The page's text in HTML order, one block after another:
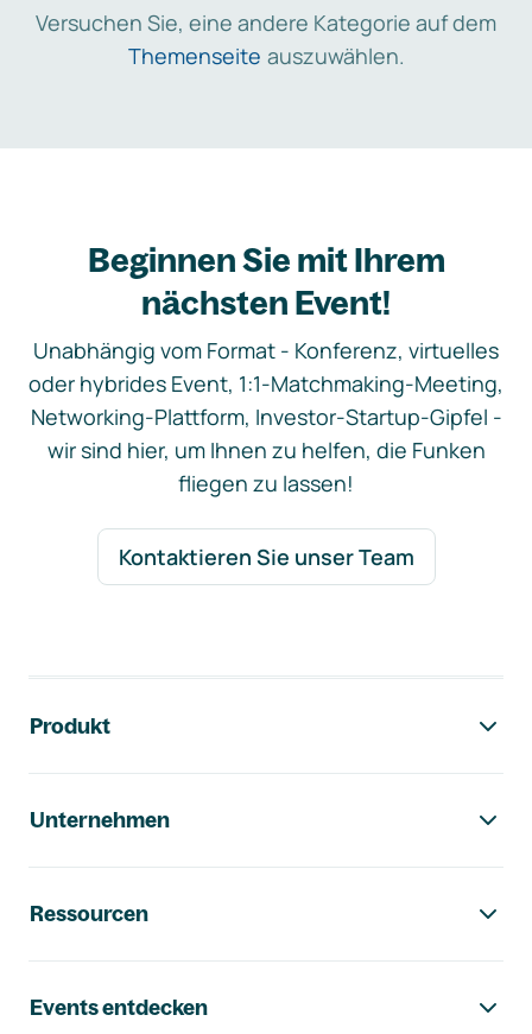
Versuchen Sie, eine andere Kategorie auf dem
Themenseite auszuwählen.
Beginnen Sie mit Ihrem
nächsten Event!
Unabhängig vom Format - Konferenz, virtuelles
oder hybrides Event, 1:1-Matchmaking-Meeting,
Networking-Plattform, Investor-Startup-Gipfel -
wir sind hier, um Ihnen zu helfen, die Funken
fliegen zu lassen!
Kontaktieren Sie unser Team
Produkt
Unternehmen
Ressourcen
Events entdecken